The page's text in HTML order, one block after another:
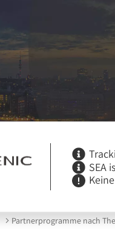
SEA
Partnerprogramme nach